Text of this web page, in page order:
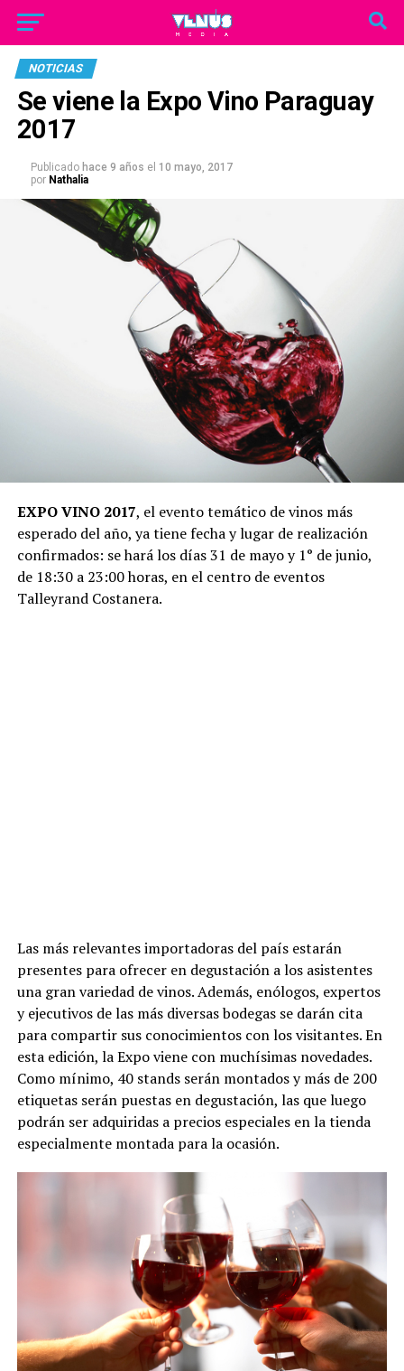
NOTICIAS
Se viene la Expo Vino Paraguay
2017
Publicado hace 9 años el 10 mayo, 2017
por Nathalia
EXPO VINO 2017, el evento temático de vinos más
esperado del año, ya tiene fecha y lugar de realización
confirmados: se hará los días 31 de mayo y 1° de junio,
de 18:30 a 23:00 horas, en el centro de eventos
Talleyrand Costanera.
Las más relevantes importadoras del país estarán
presentes para ofrecer en degustación a los asistentes
una gran variedad de vinos. Además, enólogos, expertos
y ejecutivos de las más diversas bodegas se darán cita
para compartir sus conocimientos con los visitantes. En
esta edición, la Expo viene con muchísimas novedades.
Como mínimo, 40 stands serán montados y más de 200
etiquetas serán puestas en degustación, las que luego
podrán ser adquiridas a precios especiales en la tienda
especialmente montada para la ocasión.